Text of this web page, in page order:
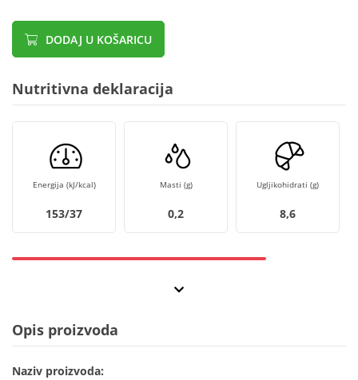
DODAJ U KOŠARICU
Nutritivna deklaracija
Energija (kJ/kcal)
153/37
Masti (g)
0,2
Ugljikohidrati (g)
8,6
Opis proizvoda
Naziv proizvoda: